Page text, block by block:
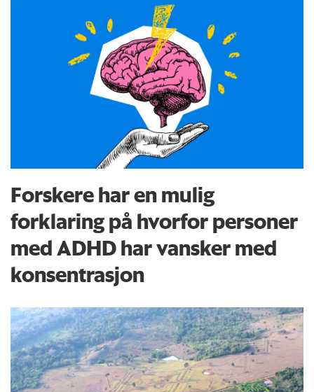
Forskere har en mulig
forklaring på hvorfor personer
med ADHD har vansker med
konsentrasjon